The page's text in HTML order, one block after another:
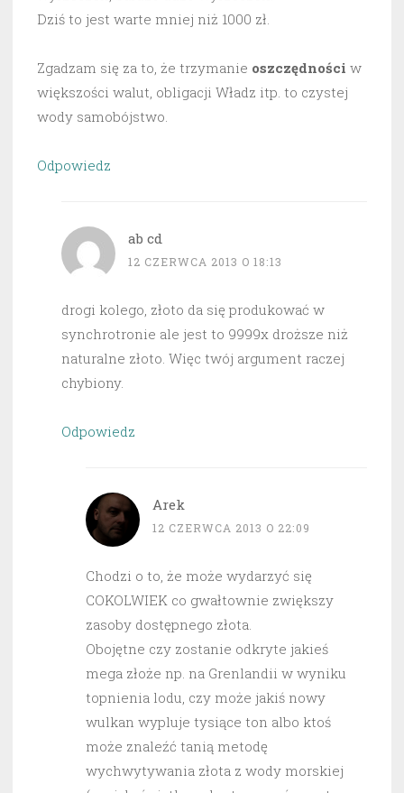
Dziś to jest warte mniej niż 1000 zł.
Zgadzam się za to, że trzymanie oszczędności w
większości walut, obligacji Władz itp. to czystej
wody samobójstwo.
Odpowiedz
ab cd
12 CZERWCA 2013 O 18:13
drogi kolego, złoto da się produkować w
synchrotronie ale jest to 9999x droższe niż
naturalne złoto. Więc twój argument raczej
chybiony.
Odpowiedz
Arek
12 CZERWCA 2013 O 22:09
Chodzi o to, że może wydarzyć się
COKOLWIEK co gwałtownie zwiększy
zasoby dostępnego złota.
Obojętne czy zostanie odkryte jakieś
mega złoże np. na Grenlandii w wyniku
topnienia lodu, czy może jakiś nowy
wulkan wypluje tysiące ton albo ktoś
może znaleźć tanią metodę
wychwytywania złota z wody morskiej